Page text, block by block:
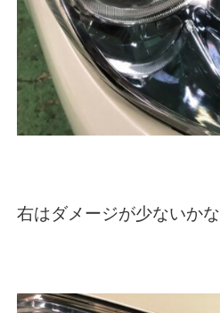
右はダメージが少ないかな